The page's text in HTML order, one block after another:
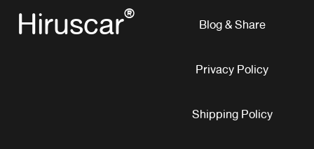
Hiruscar®
Blog & Share
Privacy Policy
Shipping Policy